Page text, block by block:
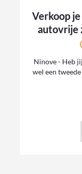
Verkoop
autovrije
Ninove - Heb
wel een